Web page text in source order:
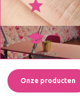
Onze producten